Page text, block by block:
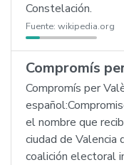
Constelación.
Fuente: wikipedia.org
Compromís
Compromís per
el nombre que
ciudad de Valencia
coalición electoral